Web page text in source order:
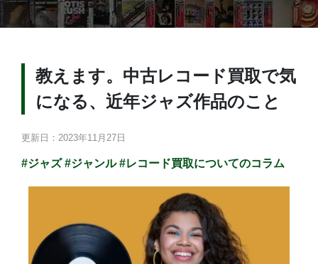
教えます。中古レコード買取で気
になる、近年ジャズ作品のこと
更新日：2023年11月27日
#ジャズ #ジャンル #レコード買取についてのコラム